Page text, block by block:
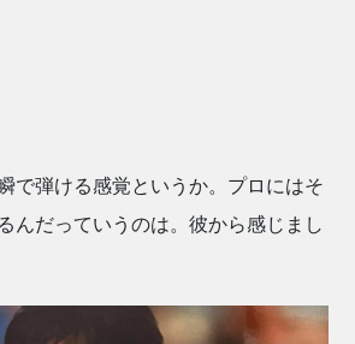
で弾ける感覚というか。プロにはそ
んだっていうのは。彼から感じまし